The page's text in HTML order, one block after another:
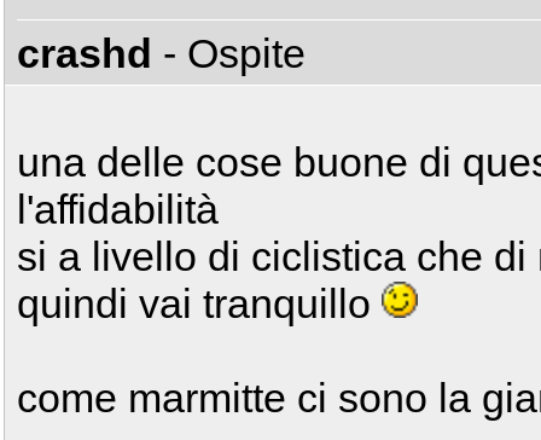
crashd - Ospite
una delle cose buone di
l'affidabilità
si a livello di ciclistica che di
quindi vai tranquillo
come marmitte ci sono la